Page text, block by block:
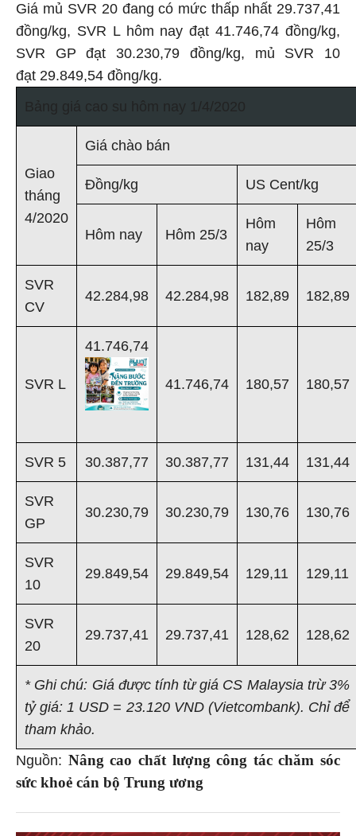
Giá mủ SVR 20 đang có mức thấp nhất 29.737,41
đồng/kg, SVR L hôm nay đạt 41.746,74 đồng/kg,
SVR GP đạt 30.230,79 đồng/kg, mủ SVR 10
đạt 29.849,54 đồng/kg.
Giao
tháng
4/2020
Giá chào bán
Đồng/kg US Cent/kg
Hôm nay Hôm 25/3
Hôm
nay
Hôm
25/3
SVR
CV
42.284,98 42.284,98 182,89 182,89
SVR L
41.746,74
41.746,74 180,57 180,57
SVR 5 30.387,77 30.387,77 131,44 131,44
SVR
GP
30.230,79 30.230,79 130,76 130,76
SVR
10
29.849,54 29.849,54 129,11 129,11
SVR
20
29.737,41 29.737,41 128,62 128,62
* Ghi chú: Giá được tính từ giá CS Malaysia trừ 3%
tỷ giá: 1 USD = 23.120 VND (Vietcombank). Chỉ để
tham khảo.
Nguồn: Nâng cao chất lượng công tác chăm sóc
sức khoẻ cán bộ Trung ương